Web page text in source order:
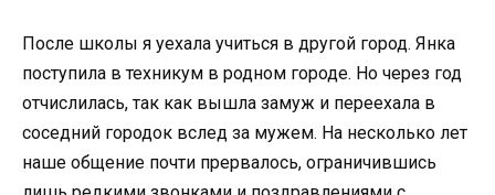
После школы я уехала учиться в другой город. Янка
поступила в техникум в родном городе. Но через год
отчислилась, так как вышла замуж и переехала в
соседний городок вслед за мужем. На несколько лет
наше общение почти прервалось, ограничившись